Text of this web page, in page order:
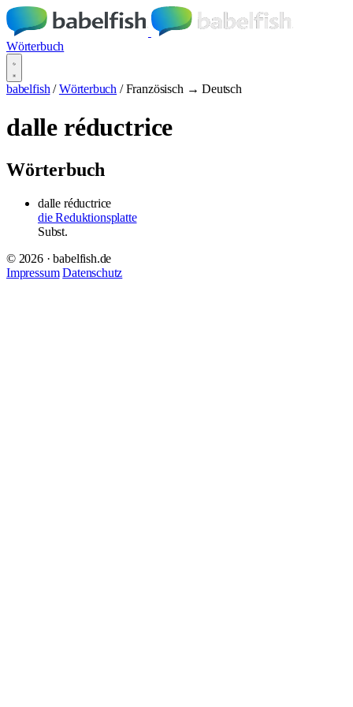
Wörterbuch
babelfish / Wörterbuch / Französisch → Deutsch
dalle réductrice
Wörterbuch
dalle réductrice
die Reduktionsplatte
Subst.
© 2026 · babelfish.de
Impressum Datenschutz